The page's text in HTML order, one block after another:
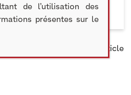
Partager cet article
de l’utilisation des
présentes sur le